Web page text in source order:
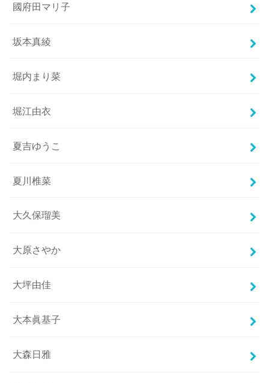
國府田マリ子
坂本真綾
堀内まり菜
堀江由衣
夏吉ゆうこ
夏川椎菜
大久保瑠美
大原さやか
大坪由佳
大本眞基子
大森日雅